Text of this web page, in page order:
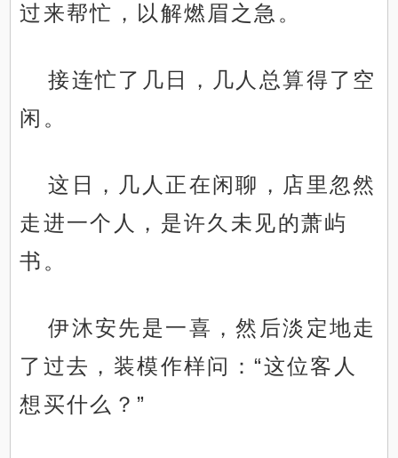
过来帮忙，以解燃眉之急。
接连忙了几日，几人总算得了空
闲。
这日，几人正在闲聊，店里忽然
走进一个人，是许久未见的萧屿
书。
伊沐安先是一喜，然后淡定地走
了过去，装模作样问：“这位客人
想买什么？”